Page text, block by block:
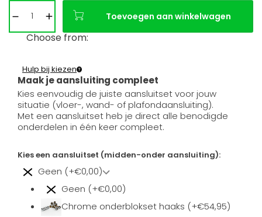
Toevoegen aan winkelwagen
Choose from:
Maak je aansluiting compleet
Hulp bij kiezen
Kies eenvoudig de juiste aansluitset voor jouw
situatie (vloer-, wand- of plafondaansluiting).
Met een aansluitset heb je direct alle benodigde
onderdelen in één keer compleet.
Kies een aansluitset (midden-onder aansluiting):
Geen (+€0,00)
Geen (+€0,00)
Chrome onderblokset haaks (+€54,95)